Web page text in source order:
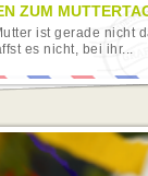
ZUM
ist gerade nicht
es nicht, bei ihr...